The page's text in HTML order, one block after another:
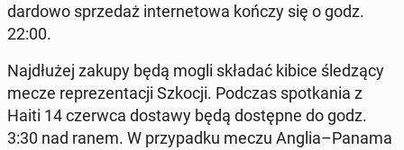
dar­do­wo sprze­daż in­ter­ne­to­wa kończy się o godz.
22:00.
Naj­dłu­żej zakupy będą mogli składać kibice śle­dzą­cy
mecze re­pre­zen­ta­cji Szkocji. Podczas spo­tka­nia z
Haiti 14 czerwca dostawy będą do­stęp­ne do godz.
3:30 nad ranem. W przy­pad­ku meczu Anglia–Panama